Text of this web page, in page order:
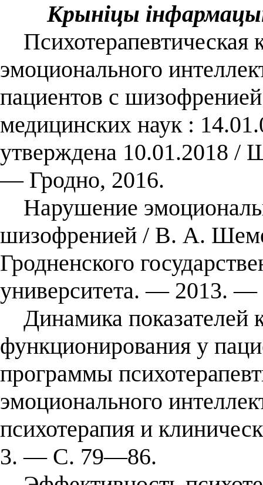
Крыніцы
Психотерапевтическая
эмоционального
пациентов с
медицинских наук :
утверждена 10.01.2018 /
— Гродно, 2016.
Нарушение
шизофренией / В. А.
Гродненского
университета. —
Динамика показателей
функционирования у
программы
эмоционального
психотерапия и
3. — С. 79—86.